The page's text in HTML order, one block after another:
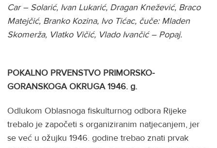
Car – Solarić, Ivan Lukarić, Dragan Knežević, Braco
Matejčić, Branko Kozina, Ivo Tićac, čuče: Mladen
Skomerža, Vlatko Vičić, Vlado Ivančić – Popaj.
POKALNO PRVENSTVO PRIMORSKO-
GORANSKOGA OKRUGA 1946. g.
Odlukom Oblasnoga fiskulturnog odbora Rijeke
trebalo je započeti s organiziranim natjecanjem, jer
se već u ožujku 1946. godine trebao znati prvak